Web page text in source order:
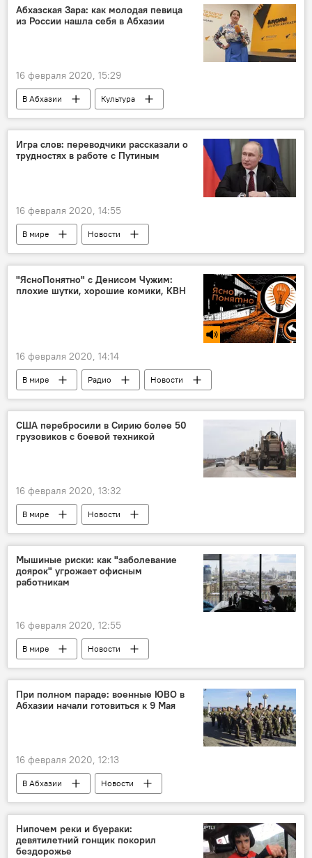
Абхазская Зара: как молодая певица
из России нашла себя в Абхазии
16 февраля 2020, 15:29
В Абхазии Культура
Игра слов: переводчики рассказали о
трудностях в работе с Путиным
16 февраля 2020, 14:55
В мире Новости
"ЯсноПонятно" с Денисом Чужим:
плохие шутки, хорошие комики, КВН
16 февраля 2020, 14:14
В мире Радио Новости
США перебросили в Сирию более 50
грузовиков с боевой техникой
16 февраля 2020, 13:32
В мире Новости
Мышиные риски: как "заболевание
доярок" угрожает офисным
работникам
16 февраля 2020, 12:55
В мире Новости
При полном параде: военные ЮВО в
Абхазии начали готовиться к 9 Мая
16 февраля 2020, 12:13
В Абхазии Новости
Нипочем реки и буераки:
девятилетний гонщик покорил
бездорожье